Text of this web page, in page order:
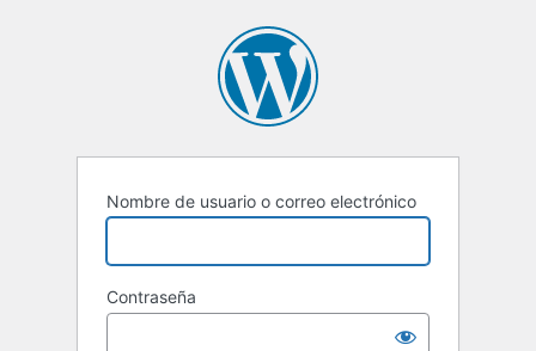
Nombre de usuario o correo electrónico
Contraseña